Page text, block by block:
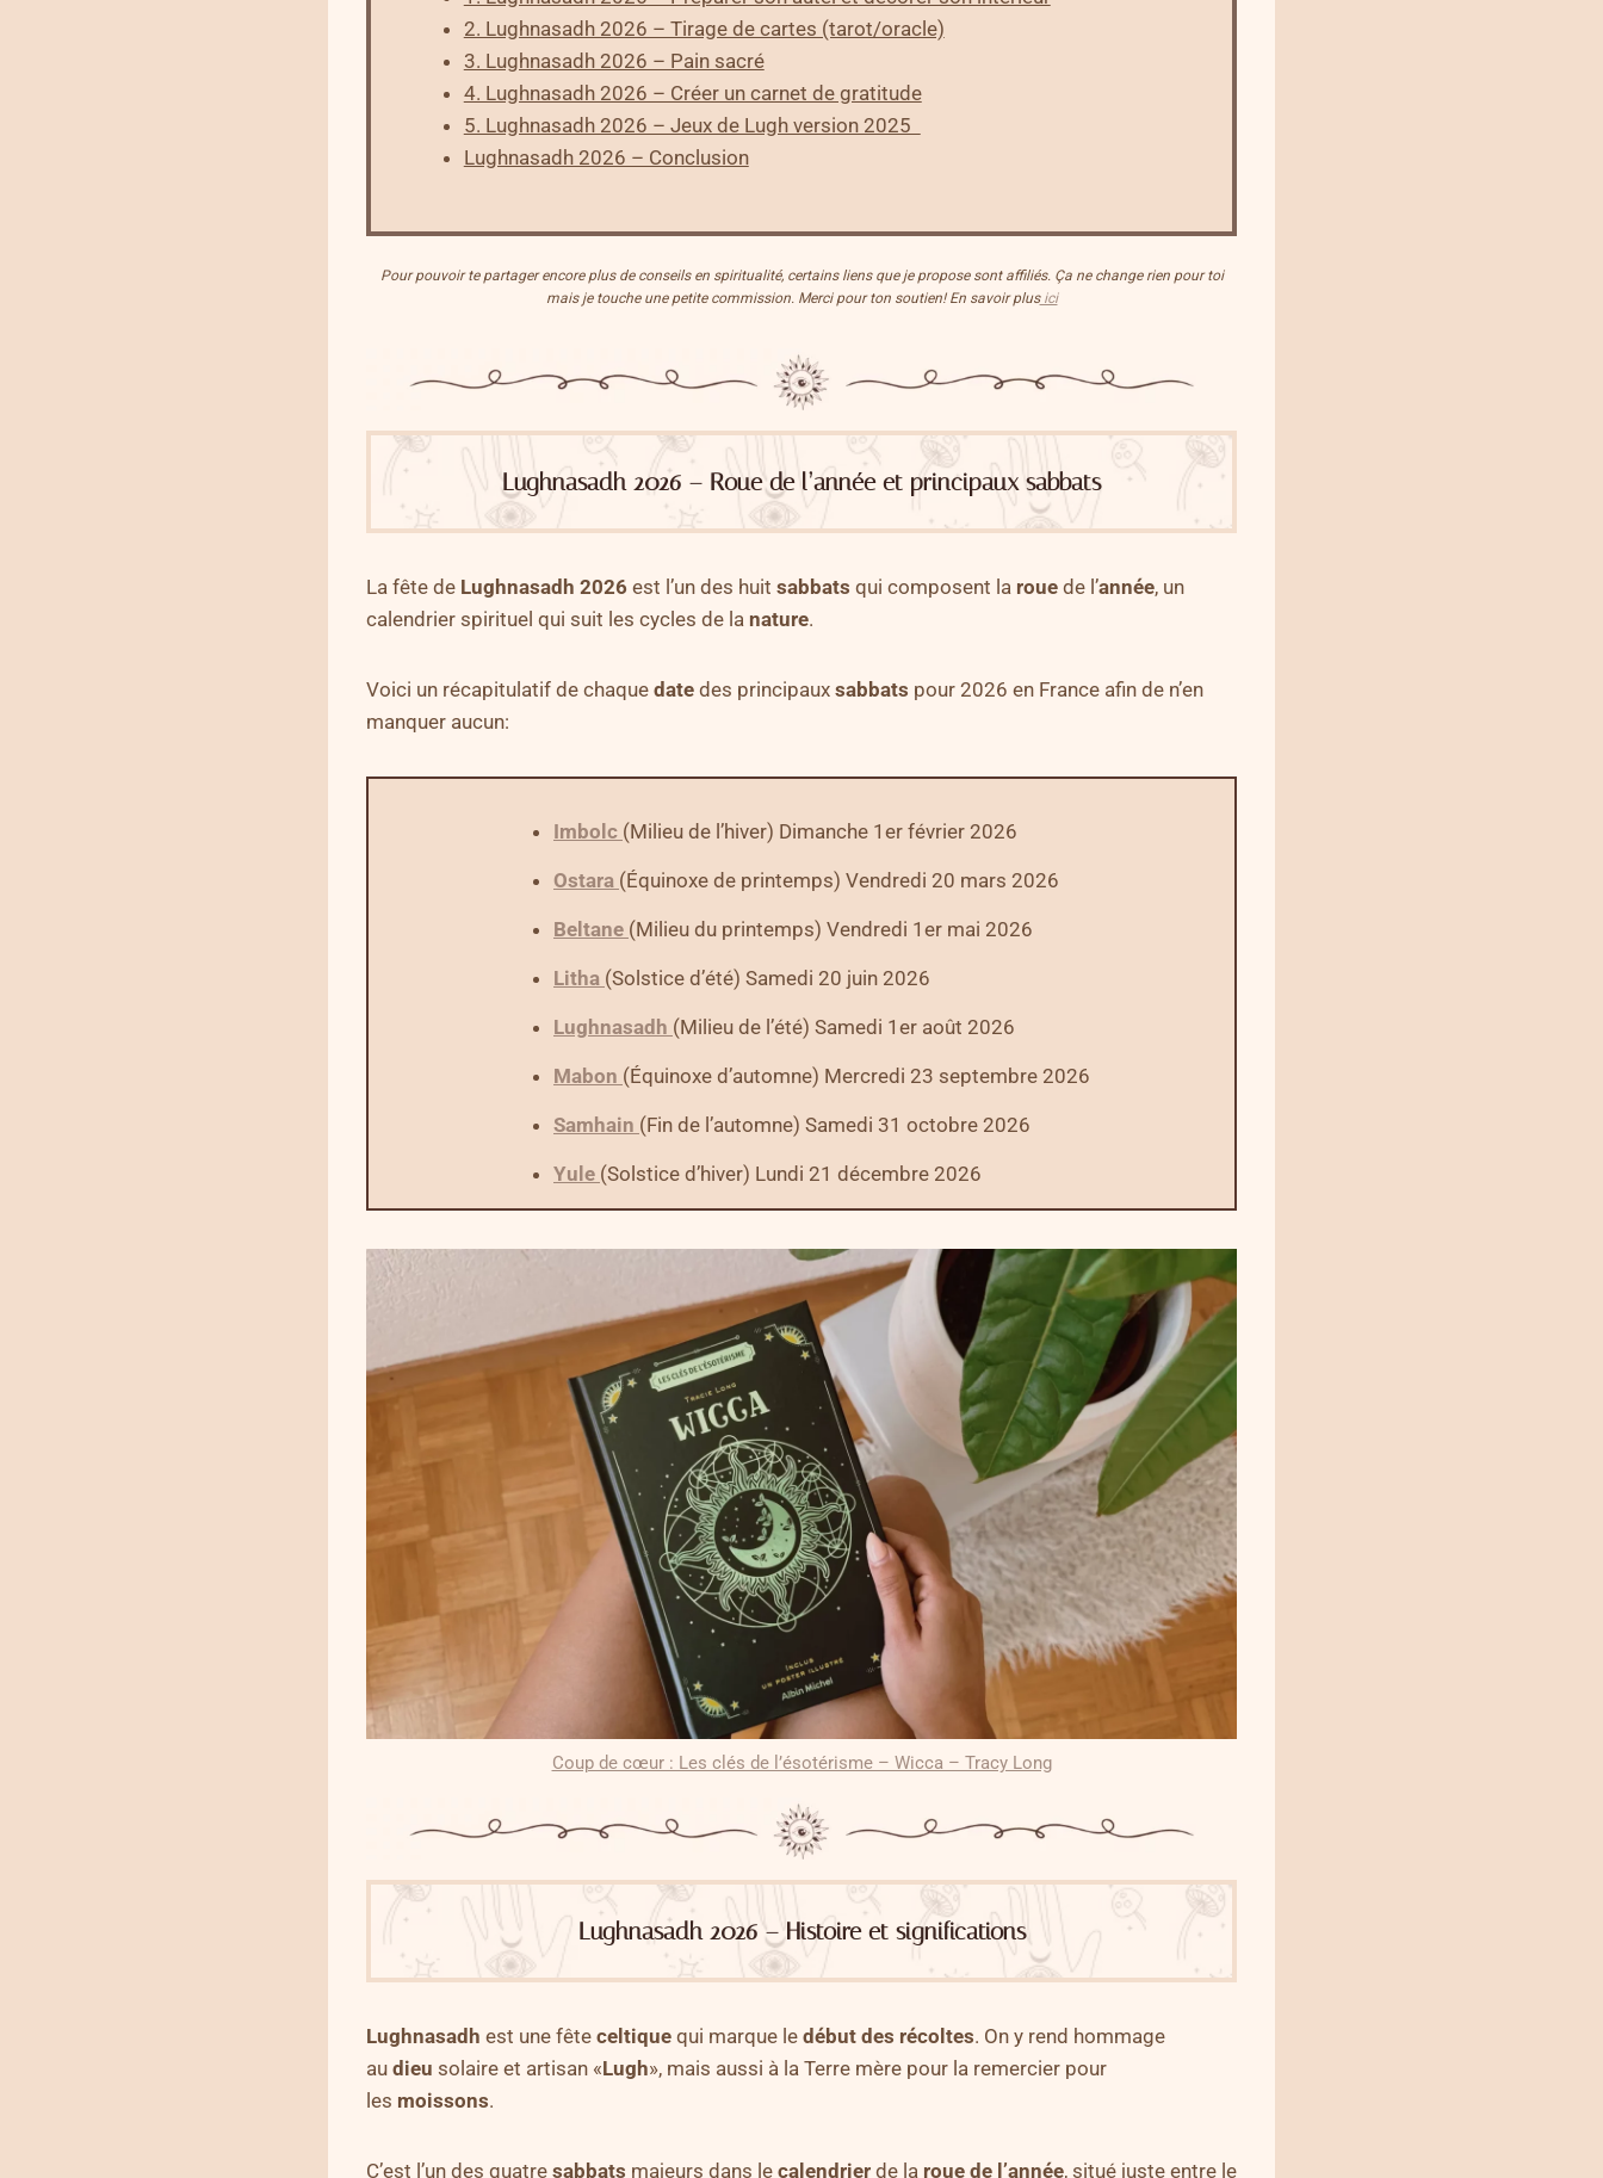
2. Lughnasadh 2026 – Tirage de cartes (tarot/oracle)
3. Lughnasadh 2026 – Pain sacré
4. Lughnasadh 2026 – Créer un carnet de gratitude
5. Lughnasadh 2026 – Jeux de Lugh version 2025
Lughnasadh 2026 – Conclusion
Pour pouvoir te partager encore plus de conseils en spiritualité, certains liens que je propose sont affiliés. Ça ne change rien pour toi
mais je touche une petite commission. Merci pour ton soutien! En savoir plusici
Lughnasadh 2026 – Roue de l’année et principaux sabbats
La fête de Lughnasadh 2026 est l’un des huit sabbats qui composent la roue de l’année, un
calendrier spirituel qui suit les cycles de la nature.
Voici un récapitulatif de chaque date des principaux sabbats pour 2026 en France afin de n’en
manquer aucun:
Imbolc (Milieu de l’hiver) Dimanche 1er février 2026
Ostara (Équinoxe de printemps) Vendredi 20 mars 2026
Beltane (Milieu du printemps) Vendredi 1er mai 2026
Litha (Solstice d’été) Samedi 20 juin 2026
Lughnasadh (Milieu de l’été) Samedi 1er août 2026
Mabon (Équinoxe d’automne) Mercredi 23 septembre 2026
Samhain (Fin de l’automne) Samedi 31 octobre 2026
Yule (Solstice d’hiver) Lundi 21 décembre 2026
Coup de cœur : Les clés de l’ésotérisme – Wicca – Tracy Long
Lughnasadh 2026 – Histoire et significations
Lughnasadh est une fête celtique qui marque le début des récoltes. On y rend hommage
au dieu solaire et artisan «Lugh», mais aussi à la Terre mère pour la remercier pour
les moissons.
C’est l’un des quatre sabbats majeurs dans le calendrier de la roue de l’année, situé juste entre le